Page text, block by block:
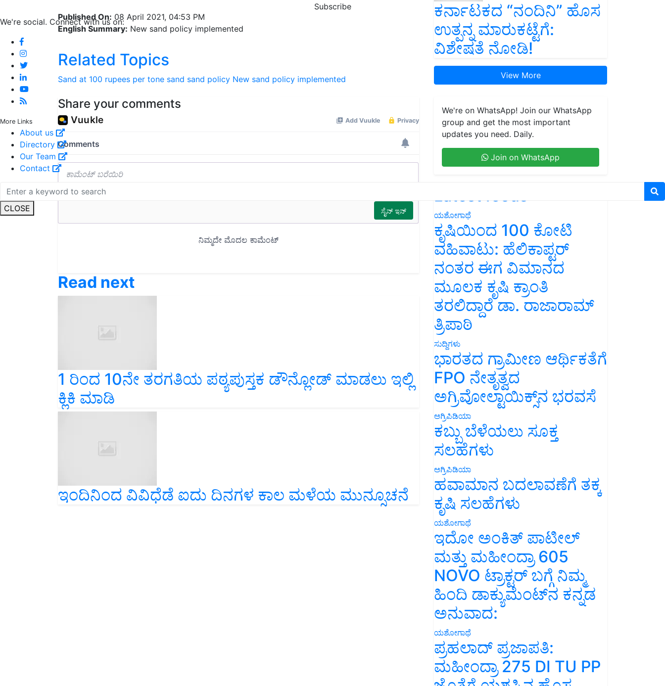
Subscribe
We're social. Connect with us on:
More Links
About us
Directory
Our Team
Contact
CLOSE
Published On: 08 April 2021, 04:53 PM
English Summary: New sand policy implemented
Related Topics
Sand at 100 rupees per tone sand sand policy New sand policy implemented
Share your comments
Read next
1 ರಿಂದ 10ನೇ ತರಗತಿಯ ಪಠ್ಯಪುಸ್ತಕ ಡೌನ್ಲೋಡ್ ಮಾಡಲು ಇಲ್ಲಿ
ಕ್ಲಿಕಿ ಮಾಡಿ
ಇಂದಿನಿಂದ ವಿವಿಧೆಡೆ ಐದು ದಿನಗಳ ಕಾಲ ಮಳೆಯ ಮುನ್ಸೂಚನೆ
ಕರ್ನಾಟಕದ “ನಂದಿನಿ” ಹೊಸ
ಉತ್ಪನ್ನ ಮಾರುಕಟ್ಟೆಗೆ:
ವಿಶೇಷತೆ ನೋಡಿ!
View More
We're on WhatsApp! Join our WhatsApp
group and get the most important
updates you need. Daily.
Join on WhatsApp
Latest feeds
ಯಶೋಗಾಥೆ
ಕೃಷಿಯಿಂದ 100 ಕೋಟಿ
ವಹಿವಾಟು: ಹೆಲಿಕಾಪ್ಟರ್
ನಂತರ ಈಗ ವಿಮಾನದ
ಮೂಲಕ ಕೃಷಿ ಕ್ರಾಂತಿ
ತರಲಿದ್ದಾರೆ ಡಾ. ರಾಜಾರಾಮ್
ತ್ರಿಪಾಠಿ
ಸುದ್ದಿಗಳು
ಭಾರತದ ಗ್ರಾಮೀಣ ಆರ್ಥಿಕತೆಗೆ
FPO ನೇತೃತ್ವದ
ಅಗ್ರಿವೋಲ್ಟಾಯಿಕ್ಸ್‌ನ ಭರವಸೆ
ಅಗ್ರಿಪಿಡಿಯಾ
ಕಬ್ಬು ಬೆಳೆಯಲು ಸೂಕ್ತ
ಸಲಹೆಗಳು
ಅಗ್ರಿಪಿಡಿಯಾ
ಹವಾಮಾನ ಬದಲಾವಣೆಗೆ ತಕ್ಕ
ಕೃಷಿ ಸಲಹೆಗಳು
ಯಶೋಗಾಥೆ
ಇದೋ ಅಂಕಿತ್ ಪಾಟೀಲ್
ಮತ್ತು ಮಹೀಂದ್ರಾ 605
NOVO ಟ್ರಾಕ್ಟರ್ ಬಗ್ಗೆ ನಿಮ್ಮ
ಹಿಂದಿ ಡಾಕ್ಯುಮೆಂಟ್‌ನ ಕನ್ನಡ
ಅನುವಾದ:
ಯಶೋಗಾಥೆ
ಪ್ರಹಲಾದ್ ಪ್ರಜಾಪತಿ:
ಮಹೀಂದ್ರಾ 275 DI TU PP